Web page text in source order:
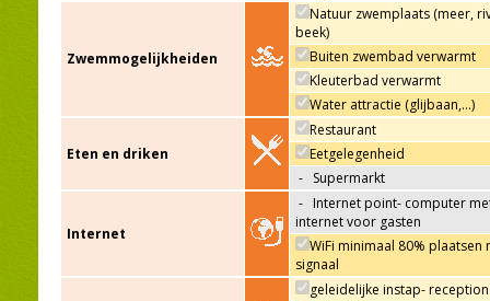
Zwemmogelijkheiden
Natuur zwemplaats (meer,
beek)
Buiten zwembad verwarmt
Kleuterbad verwarmt
Water attractie (glijbaan,…)
Eten en driken
Restaurant
Eetgelegenheid
- Supermarkt
Internet
- Internet point- computer
internet voor gasten
WiFi minimaal 80% plaatsen
signaal
geleidelijke instap- reception